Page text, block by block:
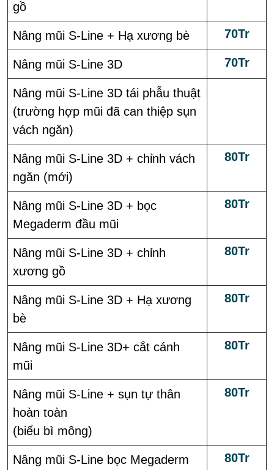
gồ
Nâng mũi S-Line + Hạ xương bè 70Tr
Nâng mũi S-Line 3D 70Tr
Nâng mũi S-Line 3D tái phẫu thuật
(trường hợp mũi đã can thiệp sụn
vách ngăn)
Nâng mũi S-Line 3D + chỉnh vách
ngăn (mới)
80Tr
Nâng mũi S-Line 3D + bọc
Megaderm đầu mũi
80Tr
Nâng mũi S-Line 3D + chỉnh
xương gồ
80Tr
Nâng mũi S-Line 3D + Hạ xương
bè
80Tr
Nâng mũi S-Line 3D+ cắt cánh
mũi
80Tr
Nâng mũi S-Line + sụn tự thân
hoàn toàn
(biểu bì mông)
80Tr
Nâng mũi S-Line bọc Megaderm 80Tr